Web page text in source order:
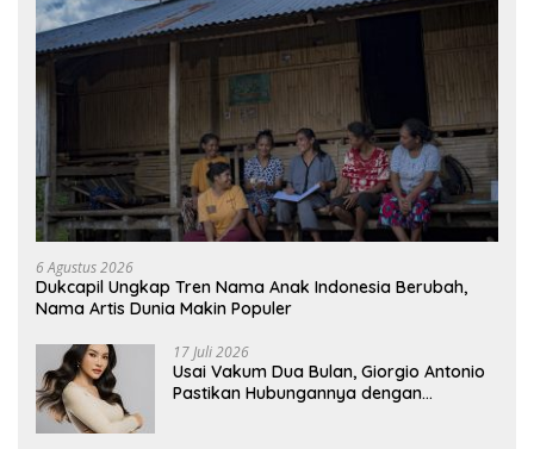
6 Agustus 2026
Dukcapil Ungkap Tren Nama Anak Indonesia Berubah,
Nama Artis Dunia Makin Populer
17 Juli 2026
Usai Vakum Dua Bulan, Giorgio Antonio
Pastikan Hubungannya dengan